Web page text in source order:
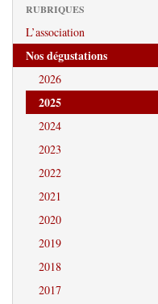
RUBRIQUES
L’association
Nos dégustations
2026
2025
2024
2023
2022
2021
2020
2019
2018
2017